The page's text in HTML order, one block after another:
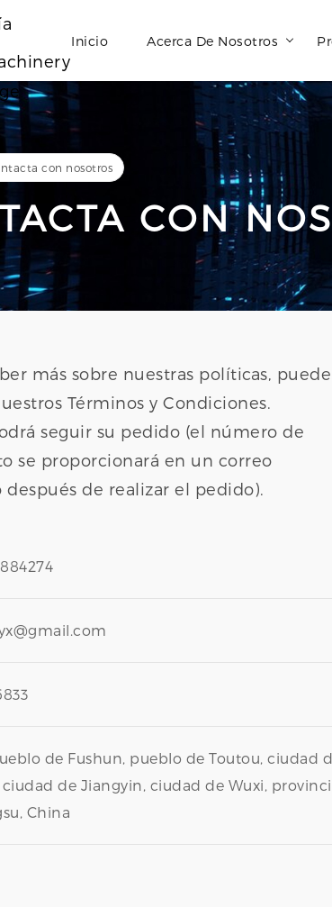
Inicio Acerca De Nosotros
con nosotros
CON
más sobre nuestras políticas, puede
Términos y Condiciones.
seguir su pedido (el número de
se proporcionará en un correo
de realizar el pedido).
de Fushun, pueblo de Toutou, ciudad
de Jiangyin, ciudad de Wuxi,
China